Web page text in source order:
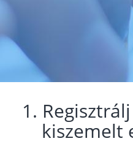
1.
kiszemelt